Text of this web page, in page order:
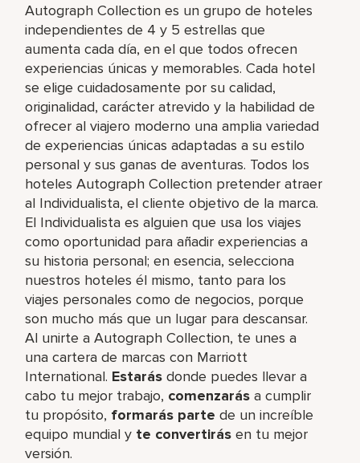
Autograph Collection es un grupo de hoteles
independientes de 4 y 5 estrellas que
aumenta cada día, en el que todos ofrecen
experiencias únicas y memorables. Cada hotel
se elige cuidadosamente por su calidad,
originalidad, carácter atrevido y la habilidad de
ofrecer al viajero moderno una amplia variedad
de experiencias únicas adaptadas a su estilo
personal y sus ganas de aventuras. Todos los
hoteles Autograph Collection pretender atraer
al Individualista, el cliente objetivo de la marca.
El Individualista es alguien que usa los viajes
como oportunidad para añadir experiencias a
su historia personal; en esencia, selecciona
nuestros hoteles él mismo, tanto para los
viajes personales como de negocios, porque
son mucho más que un lugar para descansar.
Al unirte a Autograph Collection, te unes a
una cartera de marcas con Marriott
International. Estarás donde puedes llevar a
cabo tu mejor trabajo,​ comenzarás a cumplir
tu propósito, formarás parte de un increíble​
equipo mundial y te convertirás en tu mejor
versión.